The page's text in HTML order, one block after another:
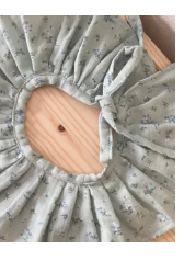
se
elegir
en
la
de